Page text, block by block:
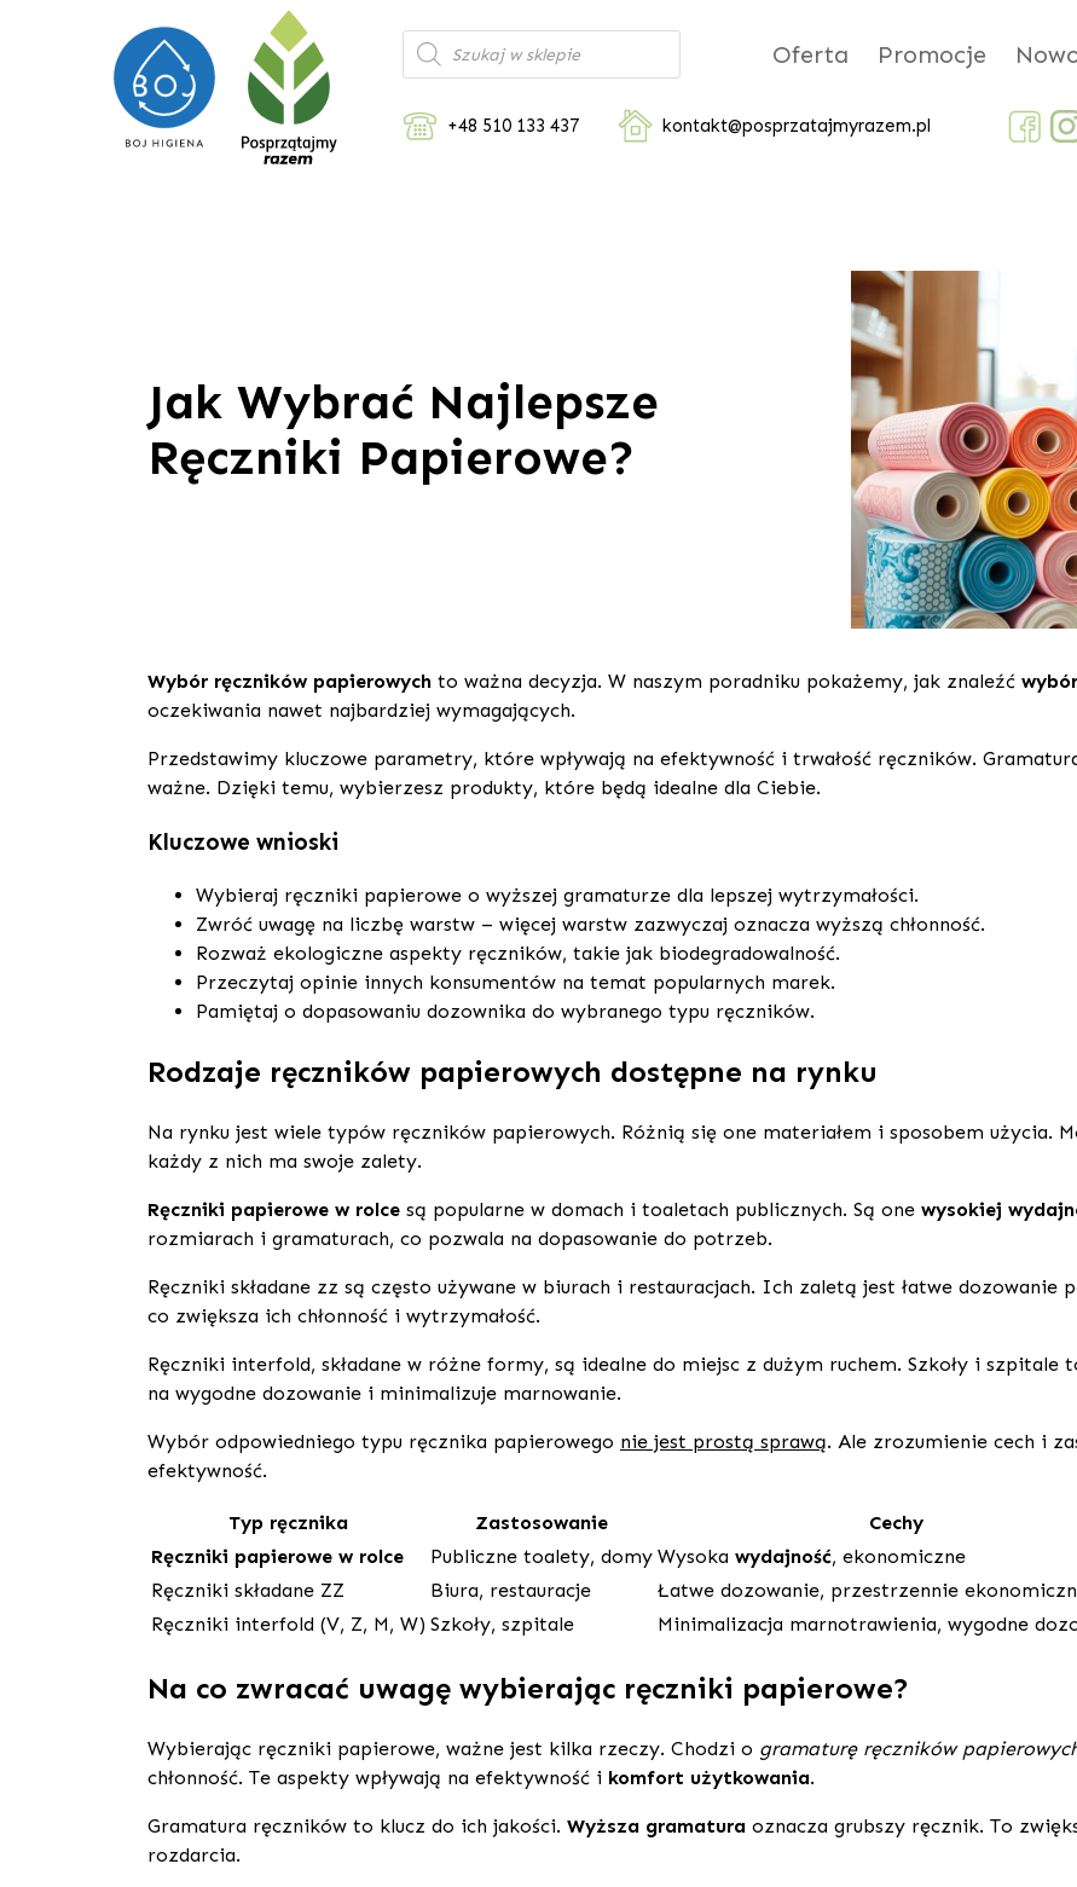
Wyszukiwarka
produktów
Oferta Promocje
+48 510 133 437 kontakt@posprzatajmyrazem.pl
Jak Wybrać Najlepsze
Ręczniki Papierowe?
Wybór ręczników papierowych to ważna decyzja. W naszym poradniku pokażemy, jak znaleźć
oczekiwania nawet najbardziej wymagających.
Przedstawimy kluczowe parametry, które wpływają na efektywność i trwałość ręczników.
ważne. Dzięki temu, wybierzesz produkty, które będą idealne dla Ciebie.
Kluczowe wnioski
Wybieraj ręczniki papierowe o wyższej gramaturze dla lepszej wytrzymałości.
Zwróć uwagę na liczbę warstw – więcej warstw zazwyczaj oznacza wyższą chłonność.
Rozważ ekologiczne aspekty ręczników, takie jak biodegradowalność.
Przeczytaj opinie innych konsumentów na temat popularnych marek.
Pamiętaj o dopasowaniu dozownika do wybranego typu ręczników.
Rodzaje ręczników papierowych dostępne na rynku
Na rynku jest wiele typów ręczników papierowych. Różnią się one materiałem i sposobem użycia.
każdy z nich ma swoje zalety.
Ręczniki papierowe w rolce są popularne w domach i toaletach publicznych. Są one wysokiej
rozmiarach i gramaturach, co pozwala na dopasowanie do potrzeb.
Ręczniki składane zz są często używane w biurach i restauracjach. Ich zaletą jest łatwe dozowanie
co zwiększa ich chłonność i wytrzymałość.
Ręczniki interfold, składane w różne formy, są idealne do miejsc z dużym ruchem. Szkoły i szpitale
na wygodne dozowanie i minimalizuje marnowanie.
Wybór odpowiedniego typu ręcznika papierowego nie jest prostą sprawą. Ale zrozumienie cech i
efektywność.
Typ ręcznika Zastosowanie
Cechy
Ręczniki papierowe w rolce
Publiczne toalety, domy Wysoka wydajność, ekonomiczne
Ręczniki składane ZZ
Biura, restauracje
Łatwe dozowanie, przestrzennie
Ręczniki interfold (V, Z, M, W) Szkoły, szpitale Minimalizacja marnotrawienia, wygodne
Na co zwracać uwagę wybierając ręczniki papierowe?
Wybierając ręczniki papierowe, ważne jest kilka rzeczy. Chodzi o gramaturę ręczników
chłonność. Te aspekty wpływają na efektywność i komfort użytkowania.
Gramatura ręczników to klucz do ich jakości. Wyższa gramatura oznacza grubszy ręcznik. To
rozdarcia.